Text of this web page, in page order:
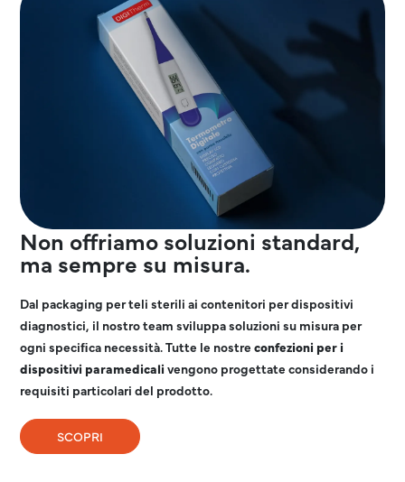
Non offriamo soluzioni standard,
ma sempre su misura.
Dal packaging per teli sterili ai contenitori per dispositivi
diagnostici, il nostro team sviluppa soluzioni su misura per
ogni speciﬁca necessità. Tutte le nostreconfezioni per i
dispositivi paramedicalivengono progettate considerando i
requisiti particolari del prodotto.
SCOPRI